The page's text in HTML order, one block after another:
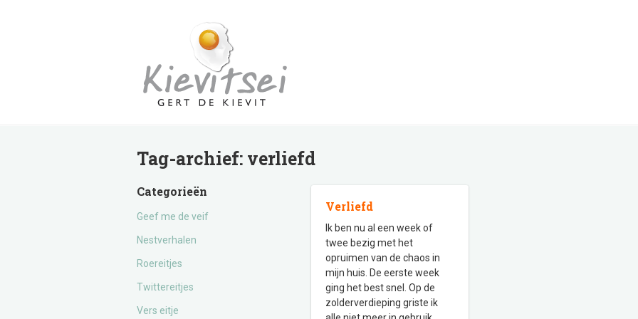
Tag-archief: verliefd
Categorieën
Geef me de veif
Nestverhalen
Roereitjes
Twittereitjes
Vers eitje
Verliefd
Ik ben nu al een week of
twee bezig met het
opruimen van de chaos in
mijn huis. De eerste week
ging het best snel. Op de
zolderverdieping griste ik